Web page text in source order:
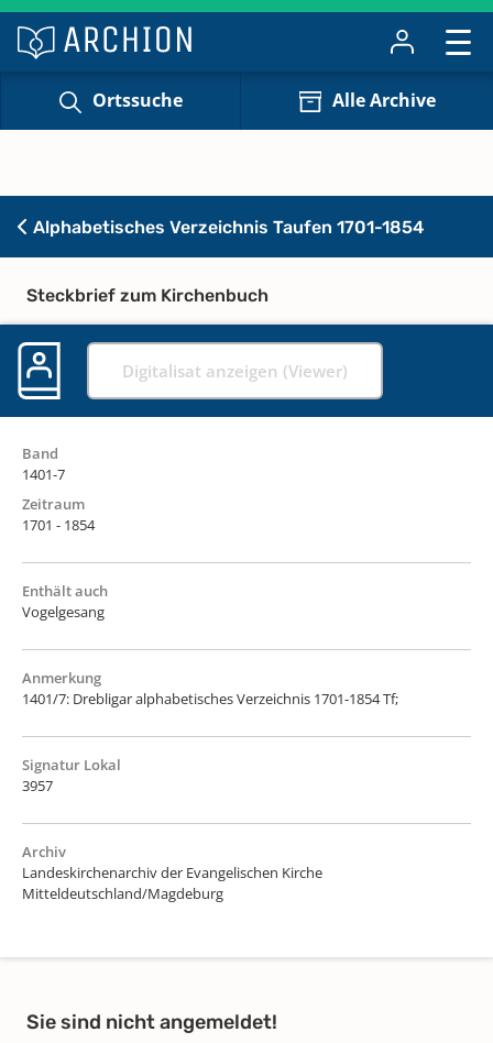
Ortssuche Alle Archive
Alphabetisches Verzeichnis Taufen 1701-1854
Steckbrief zum Kirchenbuch
Digitalisat anzeigen (Viewer)
Band
1401-7
Zeitraum
1701 - 1854
Enthält auch
Vogelgesang
Anmerkung
1401/7: Drebligar alphabetisches Verzeichnis 1701-1854 Tf;
Signatur Lokal
3957
Archiv
Landeskirchenarchiv der Evangelischen Kirche
Mitteldeutschland/Magdeburg
Sie sind nicht angemeldet!